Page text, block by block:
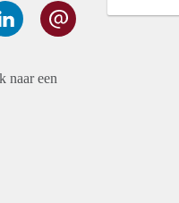
naar een